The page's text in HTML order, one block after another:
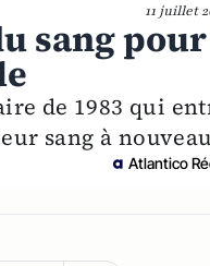
11 juillet
sang
de 1983 qui
sang à
Atlantico